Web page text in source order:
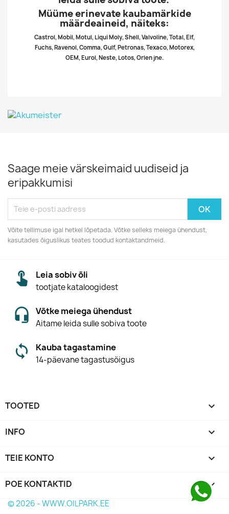
Müüme erinevate kaubamärkide
määrdeaineid, näiteks:
Castrol, Mobil, Motul, Liqui Moly, Shell, Valvoline, Total, Elf,
Fuchs, Ravenol, Comma, Gulf, Petronas, Texaco, Motorex,
OEM, Eurol, Neste, Lotos, Orlen jne.
Saage meie värskeimaid uudiseid ja
eripakkumisi
Võite tellimuse igal hetkel lõpetada. Võtke selleks meiega ühendust,
kasutades õiguslikus teates toodud kontaktandmeid.
Leia sobiv õli
tootjate kataloogidest
Võtke meiega ühendust
Aitame leida sulle sobiva toote
Kauba tagastamine
14-päevane tagastusõigus
TOOTED 
INFO 
TEIE KONTO 
POE KONTAKTID keyboard_arrow_down
© 2026 - WWW.OILPARK.EE